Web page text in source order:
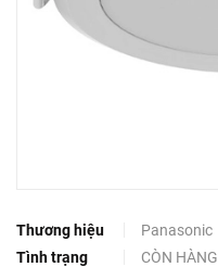
Thương hiệu
Panasonic
Tình trạng
CÒN HÀNG